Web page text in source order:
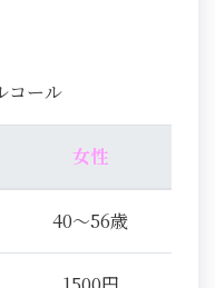
コール
女性
40～56歳